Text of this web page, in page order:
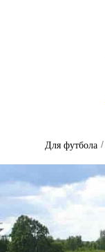
Для футбола /